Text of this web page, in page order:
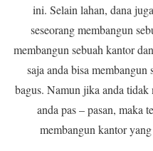
ini. Selain lahan, dana
seseorang membangun
membangun sebuah kantor
saja anda bisa
bagus. Namun jika anda tidak
anda pas – pasan, maka
membangun kantor